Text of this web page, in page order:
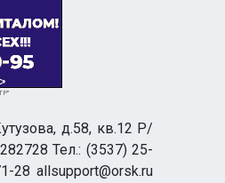
д.58, кв.12 Р/
Тел.: (3537) 25-
allsupport@orsk.ru